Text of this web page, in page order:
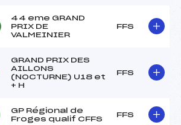
44 eme GRAND
PRIX DE
VALMEINIER
FFS
GRAND PRIX DES
AILLONS
(NOCTURNE) U18 et
+ H
FFS
GP Régional de
Froges qualif CFFS
FFS